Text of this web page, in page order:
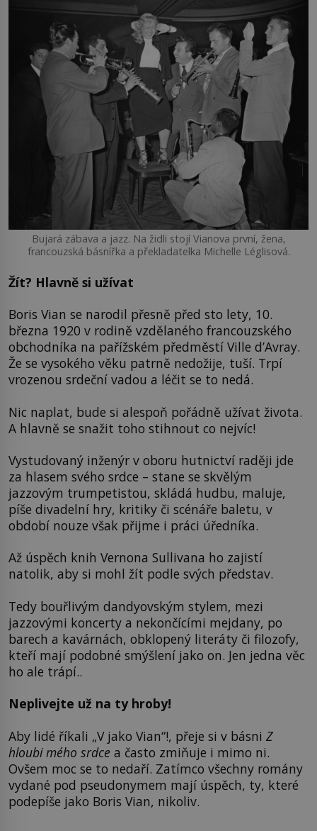
Bujará zábava a jazz. Na židli stojí Vianova první, žena,
francouzská básnířka a překladatelka Michelle Léglisová.
Žít? Hlavně si užívat
Boris Vian se narodil přesně před sto lety, 10.
března 1920 v rodině vzdělaného francouzského
obchodníka na pařížském předměstí Ville d’Avray.
Že se vysokého věku patrně nedožije, tuší. Trpí
vrozenou srdeční vadou a léčit se to nedá.
Nic naplat, bude si alespoň pořádně užívat života.
A hlavně se snažit toho stihnout co nejvíc!
Vystudovaný inženýr v oboru hutnictví raději jde
za hlasem svého srdce – stane se skvělým
jazzovým trumpetistou, skládá hudbu, maluje,
píše divadelní hry, kritiky či scénáře baletu, v
období nouze však přijme i práci úředníka.
Až úspěch knih Vernona Sullivana ho zajistí
natolik, aby si mohl žít podle svých představ.
Tedy bouřlivým dandyovským stylem, mezi
jazzovými koncerty a nekončícími mejdany, po
barech a kavárnách, obklopený literáty či filozofy,
kteří mají podobné smýšlení jako on. Jen jedna věc
ho ale trápí..
Neplivejte už na ty hroby!
Aby lidé říkali „V jako Vian“!, přeje si v básni Z
hloubi mého srdce a často zmiňuje i mimo ni.
Ovšem moc se to nedaří. Zatímco všechny romány
vydané pod pseudonymem mají úspěch, ty, které
podepíše jako Boris Vian, nikoliv.